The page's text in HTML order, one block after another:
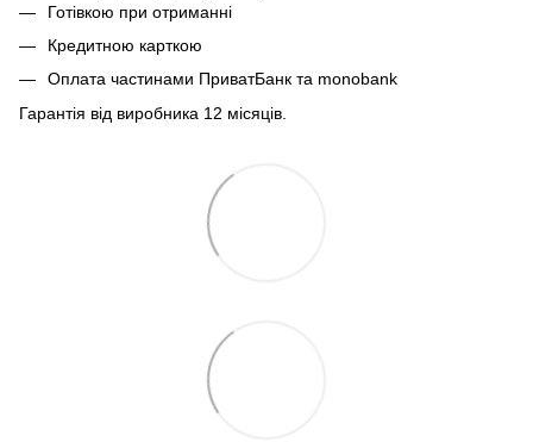
Готівкою при отриманні
Кредитною карткою
Оплата частинами ПриватБанк та monobank
Гарантія від виробника 12 місяців.